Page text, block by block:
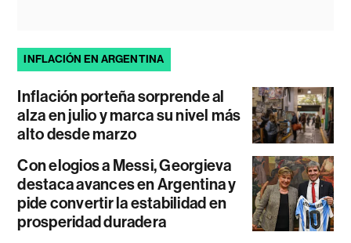
INFLACIÓN EN ARGENTINA
Inflación porteña sorprende al
alza en julio y marca su nivel más
alto desde marzo
Con elogios a Messi, Georgieva
destaca avances en Argentina y
pide convertir la estabilidad en
prosperidad duradera